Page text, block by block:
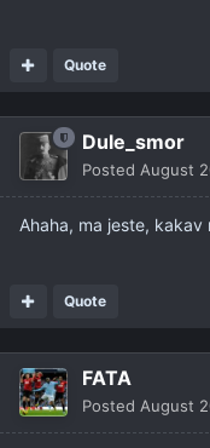
Quote
Dule_smor
Posted August
Ahaha, ma jeste,
Quote
FATA
Posted August